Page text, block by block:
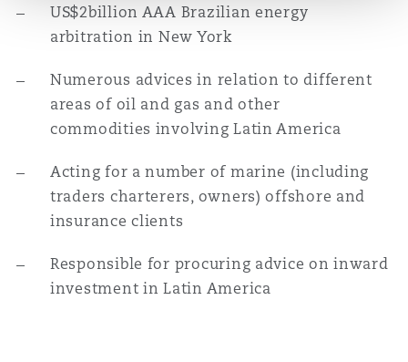
哥华
尼克
US$2billion AAA Brazilian energy
arbitration in New York
Numerous advices in relation to different
areas of oil and gas and other
commodities involving Latin America
Acting for a number of marine (including
traders charterers, owners) offshore and
insurance clients
Responsible for procuring advice on inward
investment in Latin America